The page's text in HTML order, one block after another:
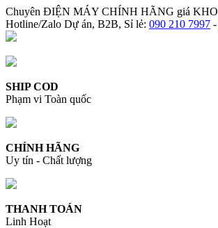
Chuyên ĐIỆN MÁY CHÍNH HÃNG giá KHO
Hotline/Zalo Dự án, B2B, Sỉ lẻ: 090 210 7997 -
SHIP COD
Phạm vi Toàn quốc
CHÍNH HÃNG
Uy tín - Chất lượng
THANH TOÁN
Linh Hoạt